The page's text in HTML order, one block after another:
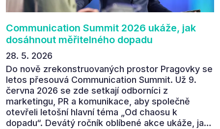
Communication Summit 2026 ukáže, jak
dosáhnout měřitelného dopadu
28. 5. 2026
Do nově zrekonstruovaných prostor Pragovky se
letos přesouvá Communication Summit. Už 9.
června 2026 se zde setkají odborníci z
marketingu, PR a komunikace, aby společně
otevřeli letošní hlavní téma „Od chaosu k
dopadu“. Devátý ročník oblíbené akce ukáže, jak